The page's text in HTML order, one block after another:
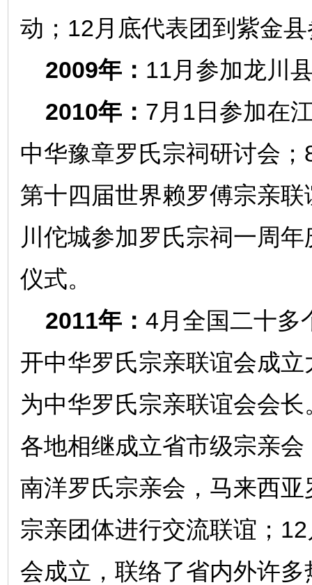
动；12月底代表团到紫金
2009年： 11月参加龙川
2010年： 7月1日参加在
中华豫章罗氏宗祠研讨会
第十四届世界赖罗傅宗亲
川佗城参加罗氏宗祠一周
仪式。
2011年： 4月全国二十多
开中华罗氏宗亲联谊会成
为中华罗氏宗亲联谊会会
各地相继成立省市级宗亲
南洋罗氏宗亲会，马来西
宗亲团体进行交流联谊；
会成立，联络了省内外许多